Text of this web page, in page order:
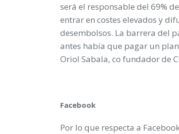
será el responsable del 69%
entrar en costes elevados y
desembolsos. La barrera del
antes había que pagar un
Oriol Sabala, co fundador de
Facebook
Por lo que respecta a